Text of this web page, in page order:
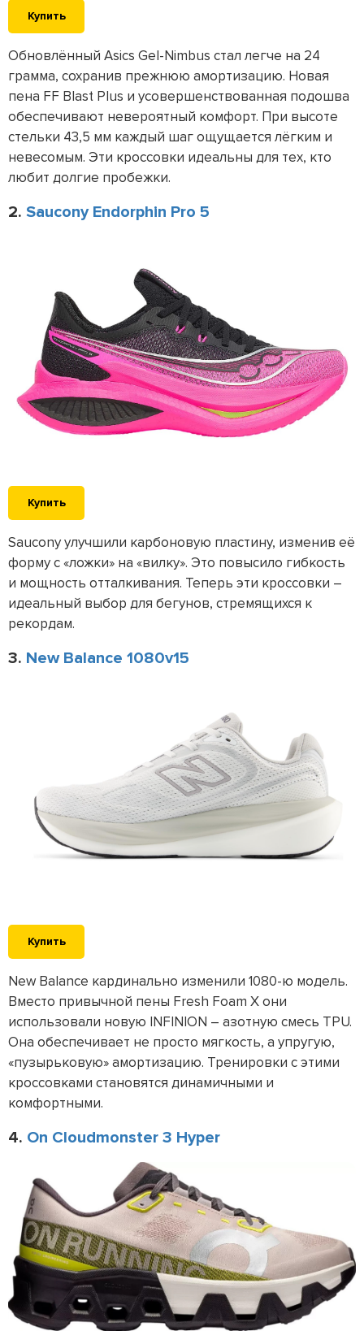
Купить
Обновлённый Asics Gel-Nimbus стал легче на 24
грамма, сохранив прежнюю амортизацию. Новая
пена FF Blast Plus и усовершенствованная подошва
обеспечивают невероятный комфорт. При высоте
стельки 43,5 мм каждый шаг ощущается лёгким и
невесомым. Эти кроссовки идеальны для тех, кто
любит долгие пробежки.
2. Saucony Endorphin Pro 5
Купить
Saucony улучшили карбоновую пластину, изменив её
форму с «ложки» на «вилку». Это повысило гибкость
и мощность отталкивания. Теперь эти кроссовки –
идеальный выбор для бегунов, стремящихся к
рекордам.
3. New Balance 1080v15
Купить
New Balance кардинально изменили 1080-ю модель.
Вместо привычной пены Fresh Foam X они
использовали новую INFINION – азотную смесь TPU.
Она обеспечивает не просто мягкость, а упругую,
«пузырьковую» амортизацию. Тренировки с этими
кроссовками становятся динамичными и
комфортными.
4. On Cloudmonster 3 Hyper